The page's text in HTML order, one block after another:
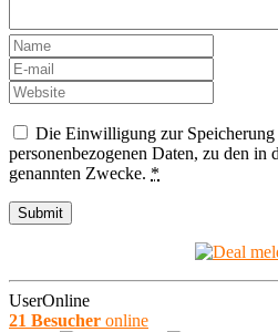
Die Einwilligung zur Speicherung
personenbezogenen Daten, zu den in
genannten Zwecke. *
UserOnline
21 Besucher online